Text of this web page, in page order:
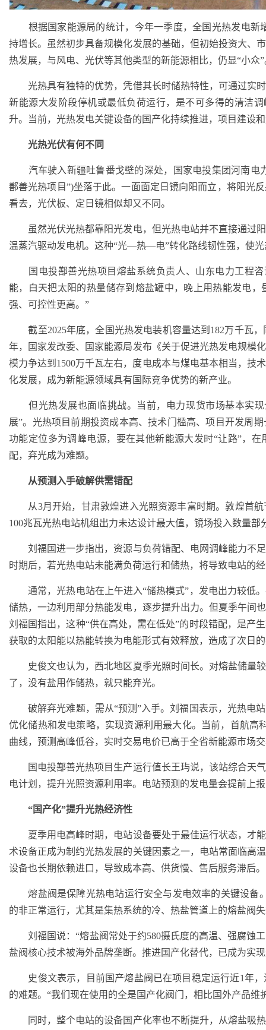
根据国家能源局的统计，今年一季度，全国光热发电新
持增长。虽然初步具备规模化发展的基础，但初始投资大、
热发展，与风电、光伏等其他类型的新能源相比，仍显“小众”
光热具有独特的优势，凭借其长时储热特性，可通过实
新能源大发阶段停机或最低负荷运行，是不可多得的清洁
升。当前，光热发电关键设备的国产化持续推进，项目建设
光热光伏有何不同
汽车驶入新疆吐鲁番戈壁的深处，国家电投集团河南电
鄯善光热项目”)坐落于此。一面面定日镜向阳而立，将阳光
看去，光伏板、定日镜相似却又不同。
虽然光伏光热都靠阳光发电，但光热电站并不直接通过
温蒸汽驱动发电机。这种“光—热—电”转化路线韧性强，使
国电投鄯善光热项目熔盐系统负责人、山东电力工程咨
能，白天把太阳的热量储存到熔盐罐中，晚上用热能发电
强、可控性更高。”
截至2025年底，全国光热发电装机容量达到182万千瓦，
年，国家发改委、国家能源局发布《关于促进光热发电规模
模力争达到1500万千瓦左右，度电成本与煤电基本相当，技
化发展，成为新能源领域具有国际竞争优势的新产业。
但光热发展也面临挑战。当前，电力现货市场基本实现
展”。光热项目前期投资成本高、技术门槛高、项目开发周
功能定位多为调峰电源，要在其他新能源大发时“让路”，
配，弃光成为难题。
从预测入手破解供需错配
从3月开始，甘肃敦煌进入光照资源丰富时期。敦煌首航
100兆瓦光热电站机组出力未达设计最大值，镜场投入数量
刘福国进一步指出，资源与负荷错配、电网调峰能力不
时期后，若光热电站未能满负荷运行和储热，将导致电站的
通常，光热电站在上午进入“储热模式”，发电出力较低
储热，一边利用部分热能发电，逐步提升出力。但夏季午间
刘福国指出，这种“供在高处，需在低处”的时段错配，是产
获取的太阳能以热能转换为电能形式有效释放，造成了次日
史俊文也认为，西北地区夏季光照时间长。对熔盐储量
了，没有盐用作储热，就只能弃光。
破解弃光难题，需从“预测”入手。刘福国表示，光热电
优化储热和发电策略，实现资源利用最大化。当前，首航高
曲线，预测高峰低谷，实时交易电价已高于全省新能源市场
国电投鄯善光热项目生产运行值长王玙说，该站综合天
电计划，提升光照资源利用率。电站预测的发电量会提前上
“国产化”提升光热经济性
夏季用电高峰时期，电站设备要处于最佳运行状态，才
术设备正成为制约光热发展的关键因素之一，电站常面临高
设备也长期依赖进口，导致成本高、供货慢、售后服务滞后。
熔盐阀是保障光热电站运行安全与发电效率的关键设备
的非正常运行，尤其是集热系统的冷、热盐管道上的熔盐阀
刘福国说：“熔盐阀常处于约580摄氏度的高温、强腐蚀
盐阀核心技术被海外品牌垄断。推进国产化替代，已成为实
史俊文表示，目前国产熔盐阀已在项目稳定运行近1年，
的难题。“我们现在使用的全是国产化阀门，相比国外产品维
同时，整个电站的设备国产化率也不断提升，从熔盐吸